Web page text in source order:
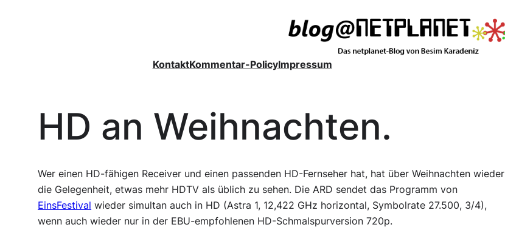
KontaktKommentar-PolicyImpressum
HD an Weihnachten.
Wer einen HD-fähigen Receiver und einen passenden HD-Fernseher hat, hat über Weihnachten wieder
die Gelegenheit, etwas mehr HDTV als üblich zu sehen. Die ARD sendet das Programm von
EinsFestival wieder simultan auch in HD (Astra 1, 12,422 GHz horizontal, Symbolrate 27.500, 3/4),
wenn auch wieder nur in der EBU-empfohlenen HD-Schmalspurversion 720p.